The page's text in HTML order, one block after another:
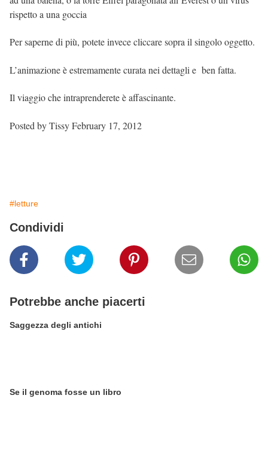
rispetto a una goccia
Per saperne di più, potete invece cliccare sopra il singolo oggetto.
L’animazione è estremamente curata nei dettagli e ben fatta.
Il viaggio che intraprenderete è affascinante.
Posted by Tissy February 17, 2012
#letture
Condividi
Potrebbe anche piacerti
Saggezza degli antichi
Se il genoma fosse un libro